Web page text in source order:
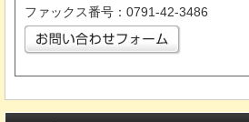
ファックス番号：0791-42-3486